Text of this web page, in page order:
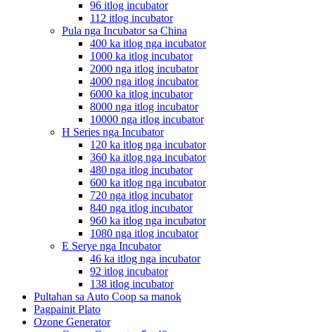
96 itlog incubator
112 itlog incubator
Pula nga Incubator sa China
400 ka itlog nga incubator
1000 ka itlog incubator
2000 nga itlog incubator
4000 nga itlog incubator
6000 ka itlog incubator
8000 nga itlog incubator
10000 nga itlog incubator
H Series nga Incubator
120 ka itlog nga incubator
360 ka itlog nga incubator
480 nga itlog incubator
600 ka itlog nga incubator
720 nga itlog incubator
840 nga itlog incubator
960 ka itlog nga incubator
1080 nga itlog incubator
E Serye nga Incubator
46 ka itlog nga incubator
92 itlog incubator
138 itlog incubator
Pultahan sa Auto Coop sa manok
Pagpainit Plato
Ozone Generator